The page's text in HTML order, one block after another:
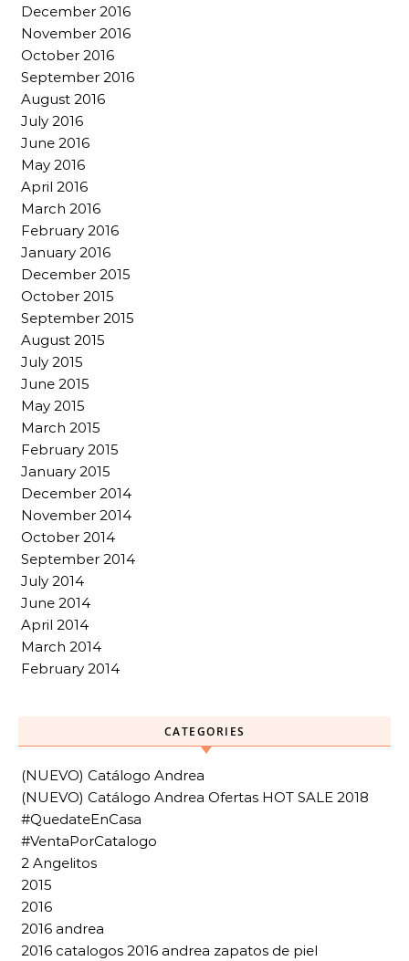
December 2016
November 2016
October 2016
September 2016
August 2016
July 2016
June 2016
May 2016
April 2016
March 2016
February 2016
January 2016
December 2015
October 2015
September 2015
August 2015
July 2015
June 2015
May 2015
March 2015
February 2015
January 2015
December 2014
November 2014
October 2014
September 2014
July 2014
June 2014
April 2014
March 2014
February 2014
CATEGORIES
(NUEVO) Catálogo Andrea
(NUEVO) Catálogo Andrea Ofertas HOT SALE 2018
#QuedateEnCasa
#VentaPorCatalogo
2 Angelitos
2015
2016
2016 andrea
2016 catalogos 2016 andrea zapatos de piel